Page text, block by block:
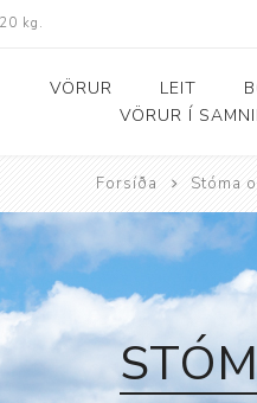
kg.
VÖRUR
Baðker og lyftarar
Bað- og
stoðir
Bað- og
LEIT
VÖRUR Í
Forsíða Stóma